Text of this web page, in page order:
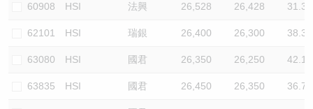
60908 HSI 法興 26,528 26,428 31.3
62101 HSI 瑞銀 26,400 26,300 38.3
63080 HSI 國君 26,350 26,250 42.1
63835 HSI 國君 26,450 26,350 36.7